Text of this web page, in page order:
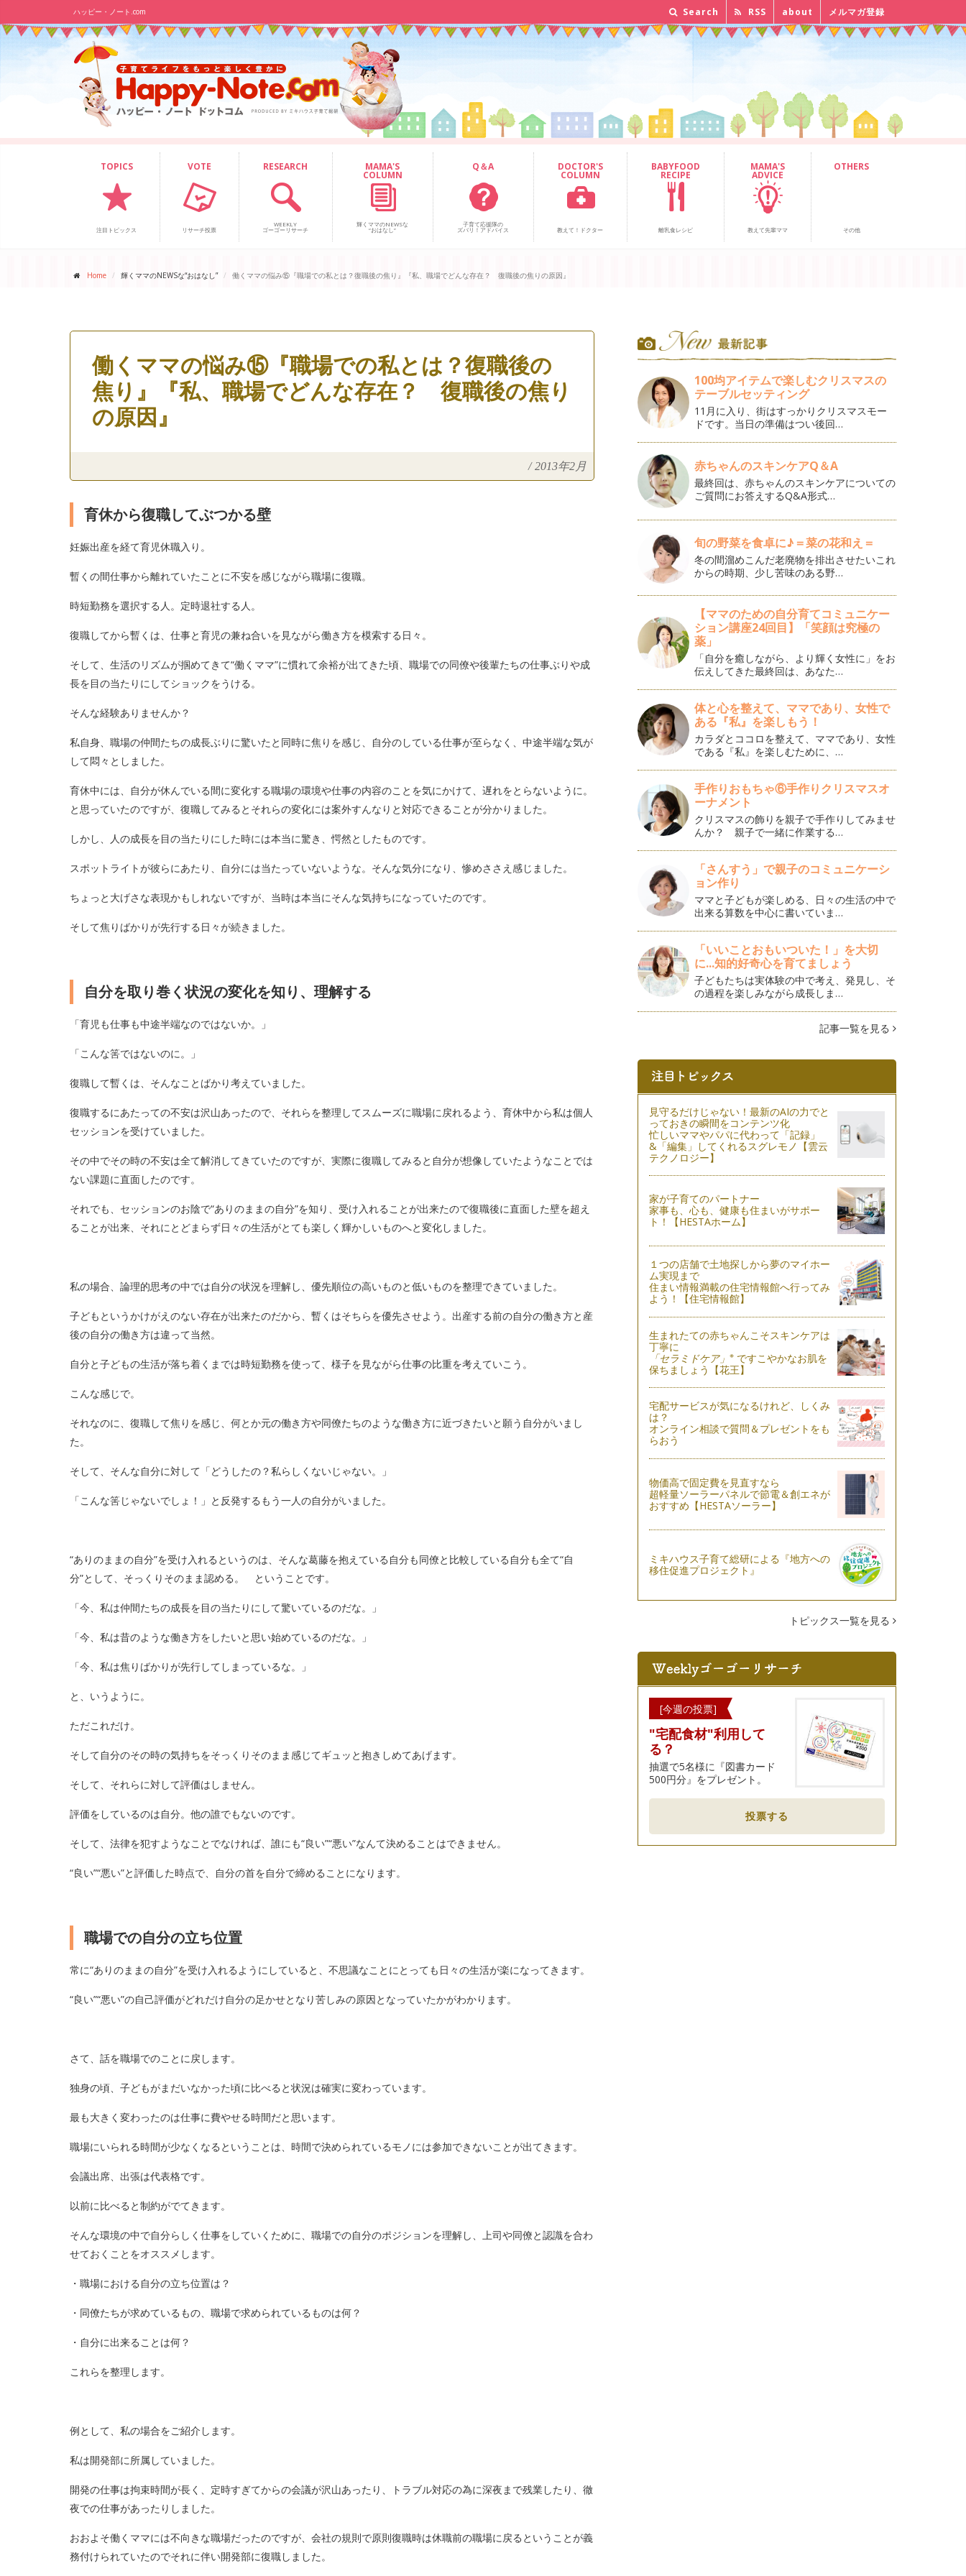
ハッピー・ノート.com Search RSS about メルマガ登録
TOPICS
注目トピックス
VOTE
リサーチ投票
RESEARCH
WEEKLY
ゴーゴーリサーチ
MAMA'S
COLUMN
輝くママのNEWSな
“おはなし”
Q＆A
子育て応援隊の
ズバリ！アドバイス
DOCTOR'S
COLUMN
教えて！ドクター
BABYFOOD
RECIPE
離乳食レシピ
MAMA'S
ADVICE
教えて先輩ママ
OTHERS
その他
Home 輝くママのNEWSな“おはなし” 働くママの悩み⑮『職場での私とは？復職後の焦り』『私、職場でどんな存在？ 復職後の焦りの原因』
働くママの悩み⑮『職場での私とは？復職後の
焦り』『私、職場でどんな存在？ 復職後の焦り
の原因』
/ 2013年2月
育休から復職してぶつかる壁
妊娠出産を経て育児休職入り。
暫くの間仕事から離れていたことに不安を感じながら職場に復職。
時短勤務を選択する人。定時退社する人。
復職してから暫くは、仕事と育児の兼ね合いを見ながら働き方を模索する日々。
そして、生活のリズムが掴めてきて“働くママ”に慣れて余裕が出てきた頃、職場での同僚や後輩たちの仕事ぶりや成
長を目の当たりにしてショックをうける。
そんな経験ありませんか？
私自身、職場の仲間たちの成長ぶりに驚いたと同時に焦りを感じ、自分のしている仕事が至らなく、中途半端な気が
して悶々としました。
育休中には、自分が休んでいる間に変化する職場の環境や仕事の内容のことを気にかけて、遅れをとらないように。
と思っていたのですが、復職してみるとそれらの変化には案外すんなりと対応できることが分かりました。
しかし、人の成長を目の当たりにした時には本当に驚き、愕然としたものです。
スポットライトが彼らにあたり、自分には当たっていないような。そんな気分になり、惨めささえ感じました。
ちょっと大げさな表現かもしれないですが、当時は本当にそんな気持ちになっていたのです。
そして焦りばかりが先行する日々が続きました。
自分を取り巻く状況の変化を知り、理解する
「育児も仕事も中途半端なのではないか。」
「こんな筈ではないのに。」
復職して暫くは、そんなことばかり考えていました。
復職するにあたっての不安は沢山あったので、それらを整理してスムーズに職場に戻れるよう、育休中から私は個人
セッションを受けていました。
その中でその時の不安は全て解消してきていたのですが、実際に復職してみると自分が想像していたようなことでは
ない課題に直面したのです。
それでも、セッションのお陰で“ありのままの自分”を知り、受け入れることが出来たので復職後に直面した壁を超え
ることが出来、それにとどまらず日々の生活がとても楽しく輝かしいものへと変化しました。
私の場合、論理的思考の中では自分の状況を理解し、優先順位の高いものと低いものを整理できていました。
子どもというかけがえのない存在が出来たのだから、暫くはそちらを優先させよう。出産する前の自分の働き方と産
後の自分の働き方は違って当然。
自分と子どもの生活が落ち着くまでは時短勤務を使って、様子を見ながら仕事の比重を考えていこう。
こんな感じで。
それなのに、復職して焦りを感じ、何とか元の働き方や同僚たちのような働き方に近づきたいと願う自分がいまし
た。
そして、そんな自分に対して「どうしたの？私らしくないじゃない。」
「こんな筈じゃないでしょ！」と反発するもう一人の自分がいました。
“ありのままの自分”を受け入れるというのは、そんな葛藤を抱えている自分も同僚と比較している自分も全て“自
分”として、そっくりそのまま認める。 ということです。
「今、私は仲間たちの成長を目の当たりにして驚いているのだな。」
「今、私は昔のような働き方をしたいと思い始めているのだな。」
「今、私は焦りばかりが先行してしまっているな。」
と、いうように。
ただこれだけ。
そして自分のその時の気持ちをそっくりそのまま感じてギュッと抱きしめてあげます。
そして、それらに対して評価はしません。
評価をしているのは自分。他の誰でもないのです。
そして、法律を犯すようなことでなければ、誰にも“良い”“悪い”なんて決めることはできません。
“良い”“悪い”と評価した時点で、自分の首を自分で締めることになります。
職場での自分の立ち位置
常に“ありのままの自分”を受け入れるようにしていると、不思議なことにとっても日々の生活が楽になってきます。
“良い”“悪い”の自己評価がどれだけ自分の足かせとなり苦しみの原因となっていたかがわかります。
さて、話を職場でのことに戻します。
独身の頃、子どもがまだいなかった頃に比べると状況は確実に変わっています。
最も大きく変わったのは仕事に費やせる時間だと思います。
職場にいられる時間が少なくなるということは、時間で決められているモノには参加できないことが出てきます。
会議出席、出張は代表格です。
以前に比べると制約がでてきます。
そんな環境の中で自分らしく仕事をしていくために、職場での自分のポジションを理解し、上司や同僚と認識を合わ
せておくことをオススメします。
・職場における自分の立ち位置は？
・同僚たちが求めているもの、職場で求められているものは何？
・自分に出来ることは何？
これらを整理します。
例として、私の場合をご紹介します。
私は開発部に所属していました。
開発の仕事は拘束時間が長く、定時すぎてからの会議が沢山あったり、トラブル対応の為に深夜まで残業したり、徹
夜での仕事があったりしました。
おおよそ働くママには不向きな職場だったのですが、会社の規則で原則復職時は休職前の職場に戻るということが義
務付けられていたのでそれに伴い開発部に復職しました。
100均アイテムで楽しむクリスマスの
テーブルセッティング
11月に入り、街はすっかりクリスマスモー
ドです。当日の準備はつい後回…
赤ちゃんのスキンケアQ＆A
最終回は、赤ちゃんのスキンケアについての
ご質問にお答えするQ&A形式…
旬の野菜を食卓に♪＝菜の花和え＝
冬の間溜めこんだ老廃物を排出させたいこれ
からの時期、少し苦味のある野…
【ママのための自分育てコミュニケー
ション講座24回目】「笑顔は究極の
薬」
「自分を癒しながら、より輝く女性に」をお
伝えしてきた最終回は、あなた…
体と心を整えて、ママであり、女性で
ある『私』を楽しもう！
カラダとココロを整えて、ママであり、女性
である『私』を楽しむために、…
手作りおもちゃ⑥手作りクリスマスオ
ーナメント
クリスマスの飾りを親子で手作りしてみませ
んか？ 親子で一緒に作業する…
「さんすう」で親子のコミュニケーシ
ョン作り
ママと子どもが楽しめる、日々の生活の中で
出来る算数を中心に書いていま…
「いいことおもいついた！」を大切
に...知的好奇心を育てましょう
子どもたちは実体験の中で考え、発見し、そ
の過程を楽しみながら成長しま…
記事一覧を見る
見守るだけじゃない！最新のAIの力でと
っておきの瞬間をコンテンツ化
忙しいママやパパに代わって「記録」
&「編集」してくれるスグレモノ【雲云
テクノロジー】
家が子育てのパートナー
家事も、心も、健康も住まいがサポー
ト！【HESTAホーム】
１つの店舗で土地探しから夢のマイホー
ム実現まで
住まい情報満載の住宅情報館へ行ってみ
よう！【住宅情報館】
生まれたての赤ちゃんこそスキンケアは
丁寧に
「セラミドケア」 ※ですこやかなお肌を
保ちましょう【花王】
宅配サービスが気になるけれど、しくみ
は？
オンライン相談で質問＆プレゼントをも
らおう
物価高で固定費を見直すなら
超軽量ソーラーパネルで節電＆創エネが
おすすめ【HESTAソーラー】
ミキハウス子育て総研による『地方への
移住促進プロジェクト』
トピックス一覧を見る
[今週の投票]
"宅配食材"利用して
る？
抽選で5名様に『図書カード
500円分』をプレゼント。
投票する